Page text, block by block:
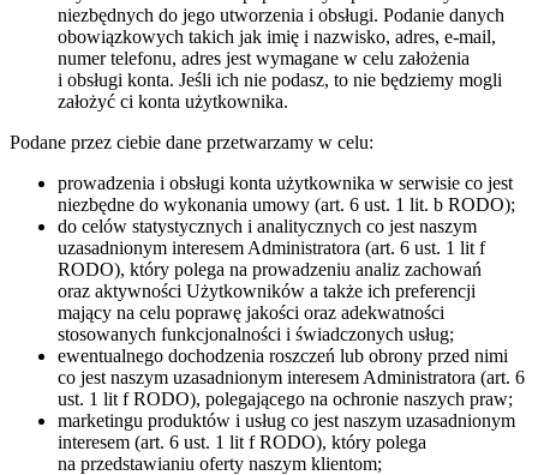
niezbędnych do jego utworzenia i obsługi. Podanie danych
obowiązkowych takich jak imię i nazwisko, adres, e-mail,
numer telefonu, adres jest wymagane w celu założenia
i obsługi konta. Jeśli ich nie podasz, to nie będziemy mogli
założyć ci konta użytkownika.
Podane przez ciebie dane przetwarzamy w celu:
prowadzenia i obsługi konta użytkownika w serwisie co jest
niezbędne do wykonania umowy (art. 6 ust. 1 lit. b RODO);
do celów statystycznych i analitycznych co jest naszym
uzasadnionym interesem Administratora (art. 6 ust. 1 lit f
RODO), który polega na prowadzeniu analiz zachowań
oraz aktywności Użytkowników a także ich preferencji
mający na celu poprawę jakości oraz adekwatności
stosowanych funkcjonalności i świadczonych usług;
ewentualnego dochodzenia roszczeń lub obrony przed nimi
co jest naszym uzasadnionym interesem Administratora (art. 6
ust. 1 lit f RODO), polegającego na ochronie naszych praw;
marketingu produktów i usług co jest naszym uzasadnionym
interesem (art. 6 ust. 1 lit f RODO), który polega
na przedstawianiu oferty naszym klientom;